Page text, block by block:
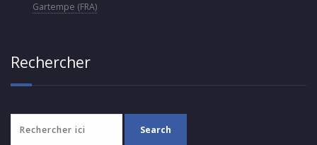
Gartempe (FRA)
Rechercher